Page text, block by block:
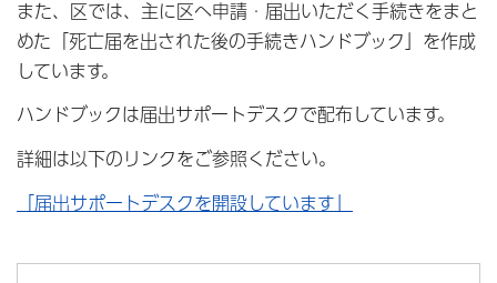
また、区では、主に区へ申請・届出いただく手続きをまと
めた「死亡届を出された後の手続きハンドブック」を作成
しています。
ハンドブックは届出サポートデスクで配布しています。
詳細は以下のリンクをご参照ください。
「届出サポートデスクを開設しています」